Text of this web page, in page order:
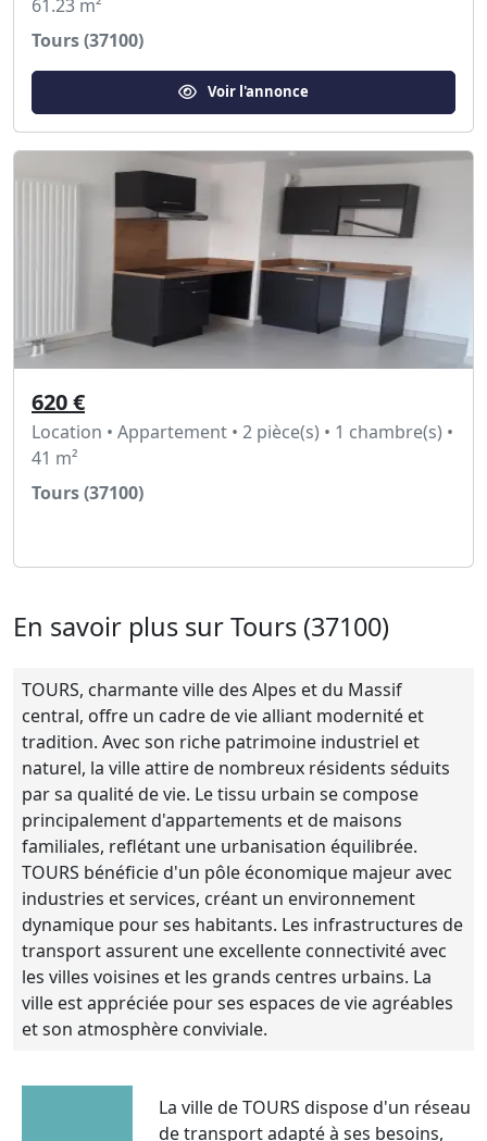
61.23 m²
Tours (37100)
Voir l'annonce
620 €
Location • Appartement • 2 pièce(s) • 1 chambre(s) •
41 m²
Tours (37100)
En savoir plus sur Tours (37100)
TOURS, charmante ville des Alpes et du Massif
central, offre un cadre de vie alliant modernité et
tradition. Avec son riche patrimoine industriel et
naturel, la ville attire de nombreux résidents séduits
par sa qualité de vie. Le tissu urbain se compose
principalement d'appartements et de maisons
familiales, reflétant une urbanisation équilibrée.
TOURS bénéficie d'un pôle économique majeur avec
industries et services, créant un environnement
dynamique pour ses habitants. Les infrastructures de
transport assurent une excellente connectivité avec
les villes voisines et les grands centres urbains. La
ville est appréciée pour ses espaces de vie agréables
et son atmosphère conviviale.
La ville de TOURS dispose d'un réseau
de transport adapté à ses besoins,